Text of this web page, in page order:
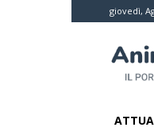
giovedì,